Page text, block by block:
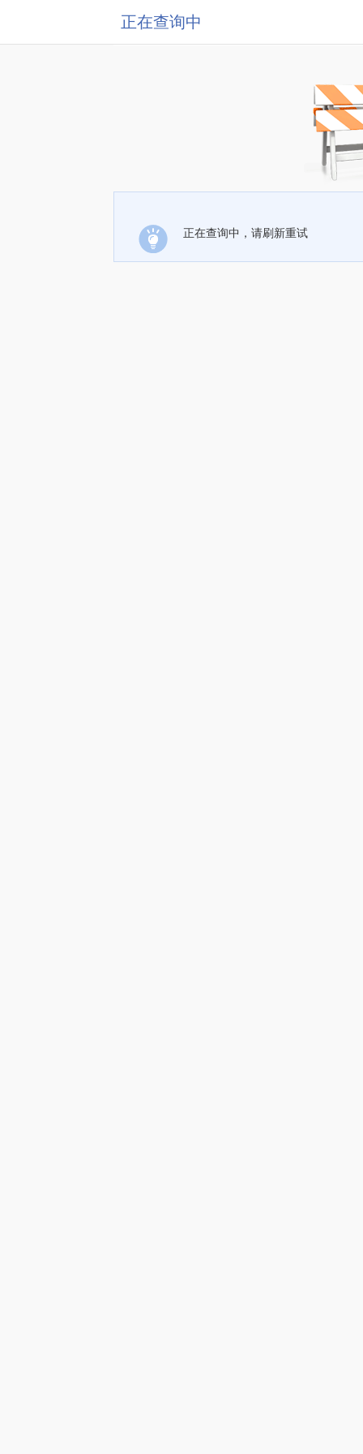
正在查询中
正在查询中，请刷新重试